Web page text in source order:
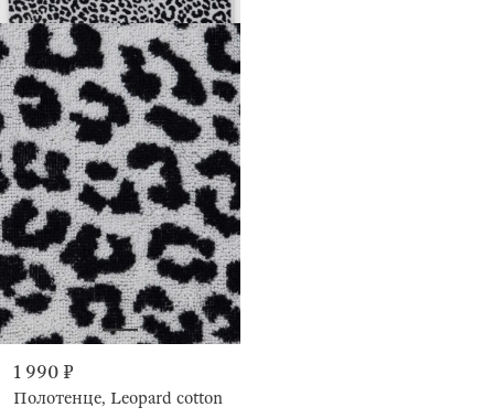
1 990 ₽
Полотенце, Leopard cotton